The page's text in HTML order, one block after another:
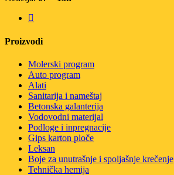
Proizvodi
Molerski program
Auto program
Alati
Sanitarija i nameštaj
Betonska galanterija
Vodovodni materijal
Podloge i inpregnacije
Gips karton ploče
Leksan
Boje za unutrašnje i spoljašnje krečenje
Tehnička hemija